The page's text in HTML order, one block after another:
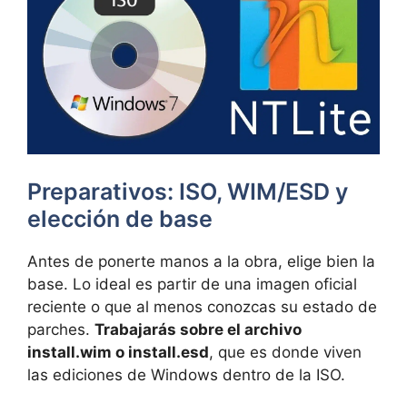
Preparativos: ISO, WIM/ESD y
elección de base
Antes de ponerte manos a la obra, elige bien la
base. Lo ideal es partir de una imagen oficial
reciente o que al menos conozcas su estado de
parches. Trabajarás sobre el archivo
install.wim o install.esd, que es donde viven
las ediciones de Windows dentro de la ISO.